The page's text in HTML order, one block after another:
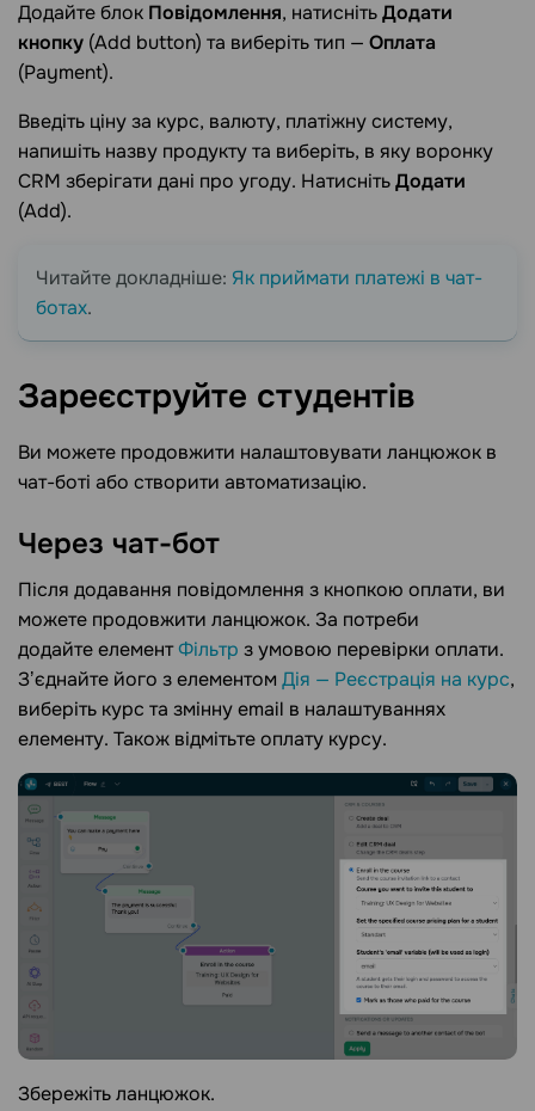
Додайте блок Повідомлення, натиснітьДодати
кнопку (Add button) та виберіть тип — Оплата
(Payment).
Введіть ціну за курс, валюту, платіжну систему,
напишіть назву продукту та виберіть, в яку воронку
CRM зберігати дані про угоду. НатиснітьДодати
(Add).
Читайте докладніше: Як приймати платежі в чат-
ботах.
Зареєструйте студентів
Ви можете продовжити налаштовувати ланцюжок в
чат-боті або створити автоматизацію.
Через чат-бот
Після додавання повідомлення з кнопкою оплати, ви
можете продовжити ланцюжок. За потреби
додайте елементФільтр з умовою перевірки оплати.
Зʼєднайте його з елементом Дія — Реєстрація на курс,
виберіть курс та змінну email в налаштуваннях
елементу. Також відмітьте оплату курсу.
Збережіть ланцюжок.